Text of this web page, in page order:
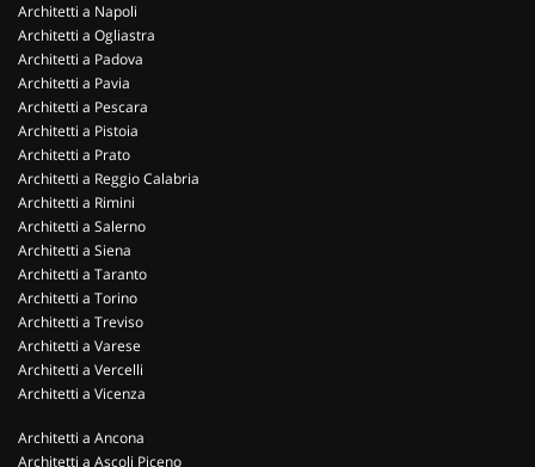
Architetti a Napoli
Architetti a Ogliastra
Architetti a Padova
Architetti a Pavia
Architetti a Pescara
Architetti a Pistoia
Architetti a Prato
Architetti a Reggio Calabria
Architetti a Rimini
Architetti a Salerno
Architetti a Siena
Architetti a Taranto
Architetti a Torino
Architetti a Treviso
Architetti a Varese
Architetti a Vercelli
Architetti a Vicenza
Architetti a Ancona
Architetti a Ascoli Piceno